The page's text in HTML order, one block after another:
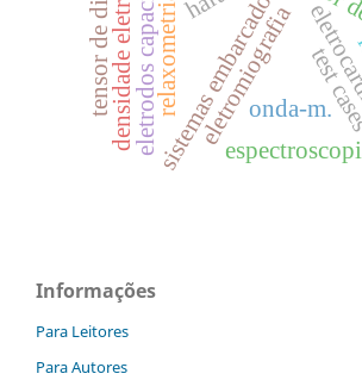
sistemas embarcados
eletrodos capacitivos eletromiografiatest
onda-m.
densidade eletrônicarelaxometria
Informações
Para Leitores
Para Autores